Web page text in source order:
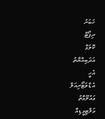
ޚަބަރު
ރިޕޯޓް
ކޮލަމް
އަދަބިއްޔާތު
އެހީ
އެޑްވަޓޯރިއަލް
މައުލޫމާތު
މަލްޓިމީޑިއާ